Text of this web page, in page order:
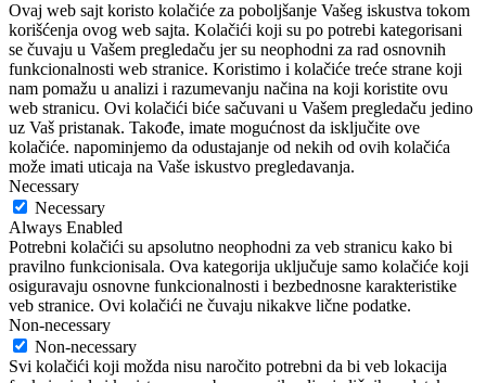
Ovaj web sajt koristo kolačiće za poboljšanje Vašeg iskustva tokom
korišćenja ovog web sajta. Kolačići koji su po potrebi kategorisani
se čuvaju u Vašem pregledaču jer su neophodni za rad osnovnih
funkcionalnosti web stranice. Koristimo i kolačiće treće strane koji
nam pomažu u analizi i razumevanju načina na koji koristite ovu
web stranicu. Ovi kolačići biće sačuvani u Vašem pregledaču jedino
uz Vaš pristanak. Takođe, imate mogućnost da isključite ove
kolačiće. napominjemo da odustajanje od nekih od ovih kolačića
može imati uticaja na Vaše iskustvo pregledavanja.
Necessary
Necessary
Always Enabled
Potrebni kolačići su apsolutno neophodni za veb stranicu kako bi
pravilno funkcionisala. Ova kategorija uključuje samo kolačiće koji
osiguravaju osnovne funkcionalnosti i bezbednosne karakteristike
veb stranice. Ovi kolačići ne čuvaju nikakve lične podatke.
Non-necessary
Non-necessary
Svi kolačići koji možda nisu naročito potrebni da bi veb lokacija